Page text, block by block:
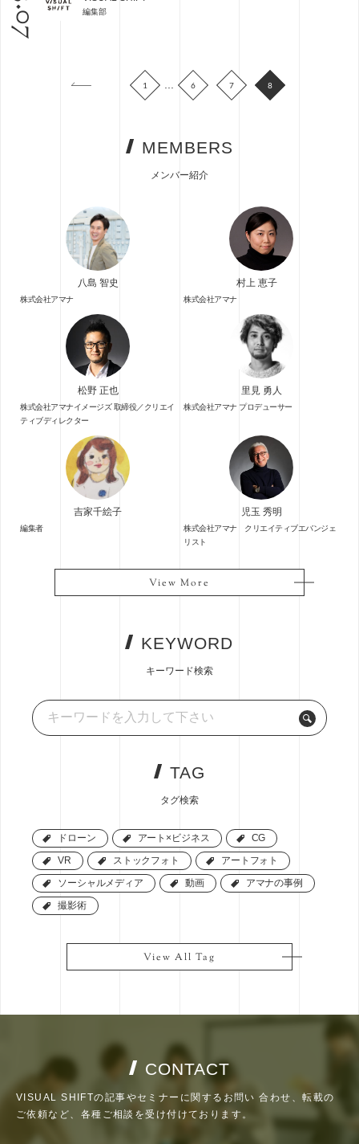
編集部
1 6 7 8
MEMBERS
メンバー紹介
八島 智史
株式会社アマナ
村上 恵子
株式会社アマナ
松野 正也
株式会社アマナイメージズ 取締役／クリエイ
ティブディレクター
里見 勇人
株式会社アマナ プロデューサー
吉家千絵子
編集者
児玉 秀明
株式会社アマナ クリエイティブエバンジェ
リスト
View More
View More
KEYWORD
キーワード検索
TAG
タグ検索
ドローン
ドローン アート×ビジネス
アート×ビジネス CG
CG
VR
VR ストックフォト
ストックフォト アートフォト
アートフォト
ソーシャルメディア
ソーシャルメディア 動画
動画 アマナの事例
アマナの事例
撮影術
撮影術
View All Tag
View All Tag
CONTACT
VISUAL SHIFTの記事やセミナーに関するお問い 合わせ、転載の
ご依頼など、各種ご相談を受け付けております。